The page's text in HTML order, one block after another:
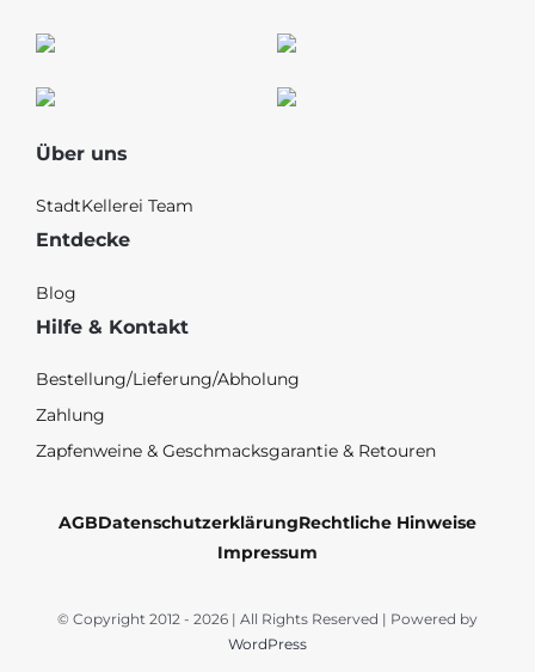
Über uns
StadtKellerei Team
Entdecke
Blog
Hilfe & Kontakt
Bestellung/Lieferung/Abholung
Zahlung
Zapfenweine & Geschmacksgarantie & Retouren
AGBDatenschutzerklärungRechtliche Hinweise
Impressum
© Copyright 2012 - 2026 | All Rights Reserved | Powered by
WordPress